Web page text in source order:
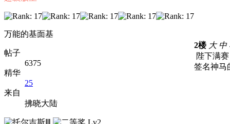
万能的基面基
帖子
6375
精华
25
来自
拂晓大陆
2楼 大 中
陛下满赛
签名神马